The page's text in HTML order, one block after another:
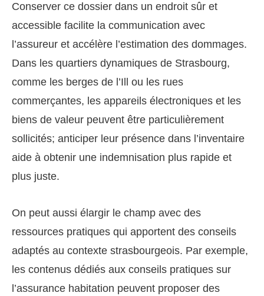
Conserver ce dossier dans un endroit sûr et
accessible facilite la communication avec
l’assureur et accélère l’estimation des dommages.
Dans les quartiers dynamiques de Strasbourg,
comme les berges de l’Ill ou les rues
commerçantes, les appareils électroniques et les
biens de valeur peuvent être particulièrement
sollicités; anticiper leur présence dans l’inventaire
aide à obtenir une indemnisation plus rapide et
plus juste.
On peut aussi élargir le champ avec des
ressources pratiques qui apportent des conseils
adaptés au contexte strasbourgeois. Par exemple,
les contenus dédiés aux conseils pratiques sur
l’assurance habitation peuvent proposer des